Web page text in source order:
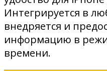
Интегрируется в
внедряется и
информацию в
времени.